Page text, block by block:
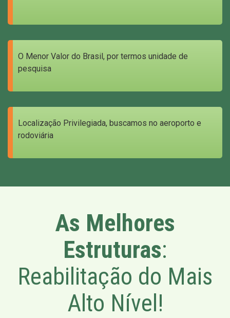
O Menor Valor do Brasil, por termos unidade de
pesquisa
Localização Privilegiada, buscamos no aeroporto e
rodoviária
As Melhores
Estruturas:
Reabilitação do Mais
Alto Nível!